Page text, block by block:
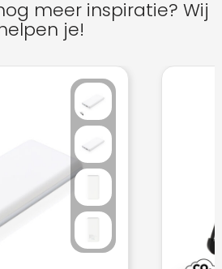
meer inspiratie? Wij
je!